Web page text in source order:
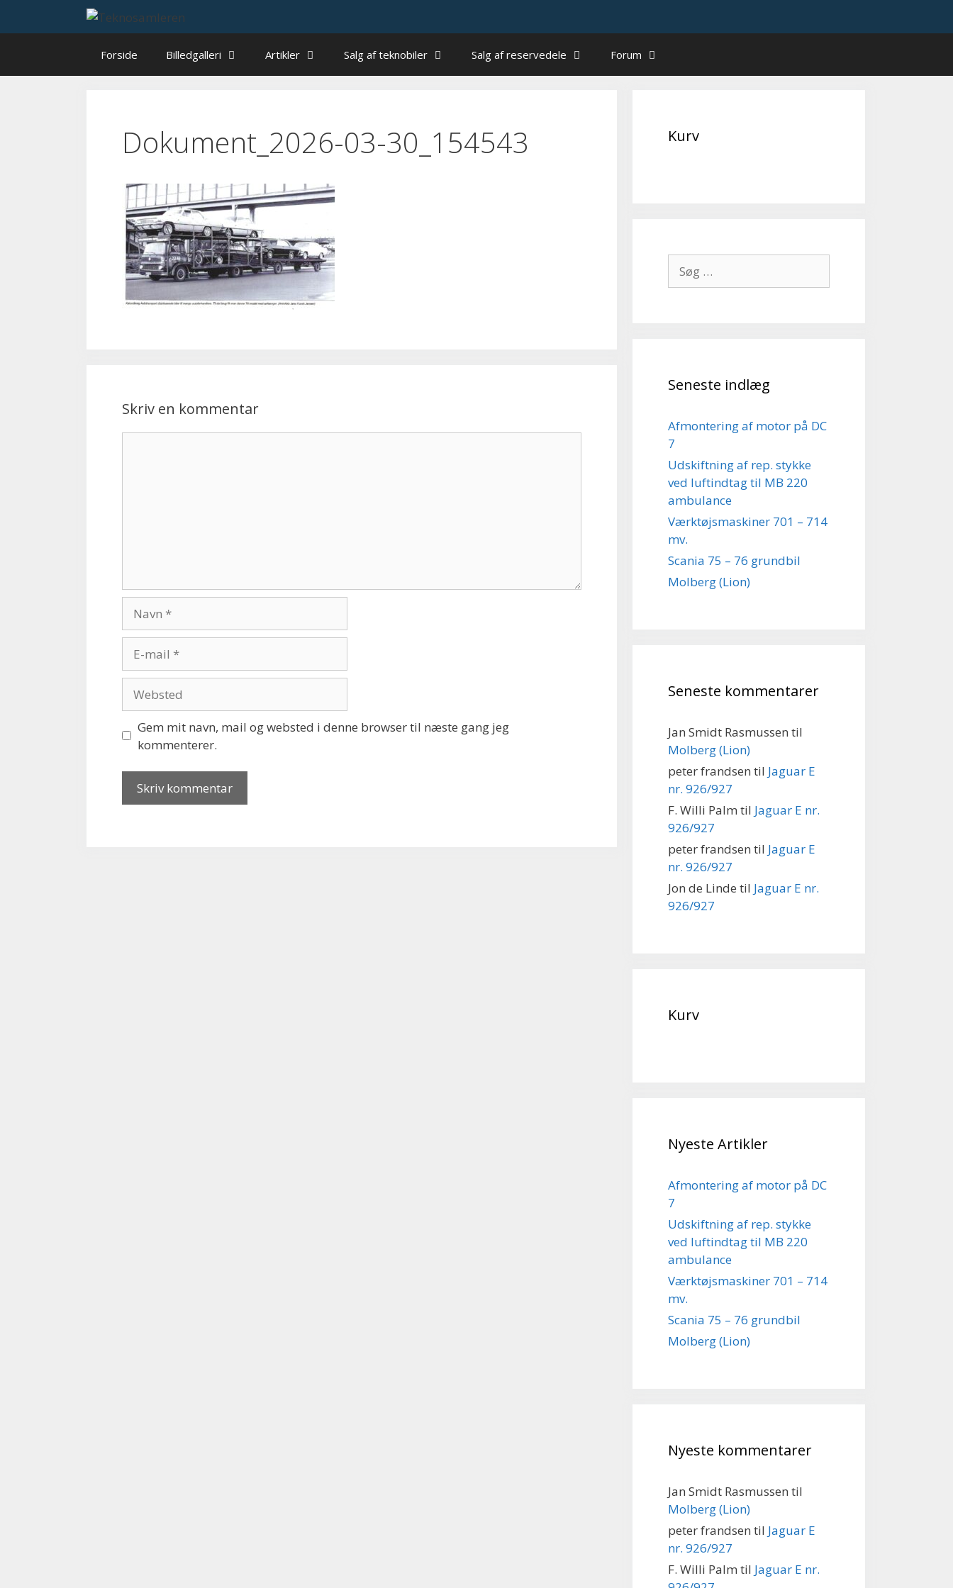
Forside Billedgalleri Artikler Salg af teknobiler Salg af reservedele Forum
Dokument_2026-03-30_154543
Skriv en kommentar
mail
Gem mit navn, mail og websted i denne browser til næste gang jeg
kommenterer.
Kurv
efter:
Seneste indlæg
Afmontering af motor på DC
7
Udskiftning af rep. stykke
ved luftindtag til MB 220
ambulance
Værktøjsmaskiner 701 – 714
mv.
Scania 75 – 76 grundbil
Molberg (Lion)
Seneste kommentarer
Jan Smidt Rasmussen til
Molberg (Lion)
peter frandsen til Jaguar E
nr. 926/927
F. Willi Palm til Jaguar E nr.
926/927
peter frandsen til Jaguar E
nr. 926/927
Jon de Linde til Jaguar E nr.
926/927
Kurv
Nyeste Artikler
Afmontering af motor på DC
7
Udskiftning af rep. stykke
ved luftindtag til MB 220
ambulance
Værktøjsmaskiner 701 – 714
mv.
Scania 75 – 76 grundbil
Molberg (Lion)
Nyeste kommentarer
Jan Smidt Rasmussen til
Molberg (Lion)
peter frandsen til Jaguar E
nr. 926/927
F. Willi Palm til Jaguar E nr.